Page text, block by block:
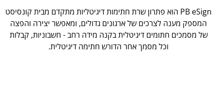
PB eSign הוא פתרון שרת חתימות דיגיטליות מתקדם מבית קונסיסט
המספק מענה לצרכים של ארגונים גדולים, ומאפשר יצירה והפצה
של מסמכים חתומים דיגיטלית בקנה מידה רחב - חשבוניות, קבלות
וכל מסמך אחר הדורש חתימה דיגיטלית.